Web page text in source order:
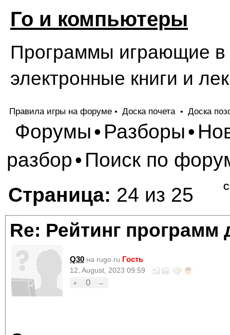
Го и компьютеры
Программы играющие в
электронные книги и
Правила игры на форуме • Доска почета • Доска
Форумы• Разборы•
разбор• Поиск по
Страница: 24 из 25
Re: Рейтинг программ
Q30 на rugo.ru Гость
12, August, 2023 09:59
+
0 –